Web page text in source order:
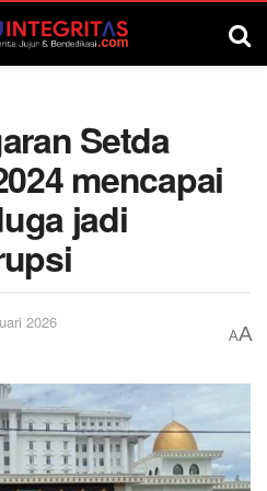
Setda
mencapai
jadi
2026
AA